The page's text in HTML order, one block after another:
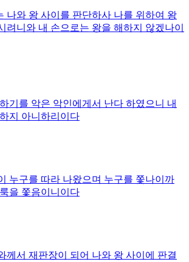
나와 왕 사이를 판단하사 나를 위하여 왕
려니와 내 손으로는 왕을 해하지 않겠나이
기를 악은 악인에게서 난다 하였으니 내
지 아니하리이다
누구를 따라 나왔으며 누구를 쫓나이까
을 쫓음이니이다
께서 재판장이 되어 나와 왕 사이에 판결